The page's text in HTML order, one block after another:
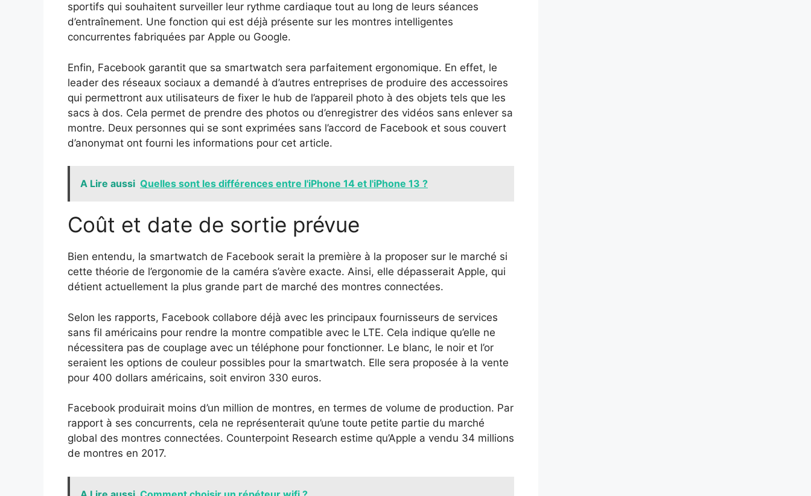
sportifs qui souhaitent surveiller leur rythme cardiaque tout au long de leurs séances
d’entraînement. Une fonction qui est déjà présente sur les montres intelligentes
concurrentes fabriquées par Apple ou Google.
Enfin, Facebook garantit que sa smartwatch sera parfaitement ergonomique. En effet, le
leader des réseaux sociaux a demandé à d’autres entreprises de produire des accessoires
qui permettront aux utilisateurs de fixer le hub de l’appareil photo à des objets tels que les
sacs à dos. Cela permet de prendre des photos ou d’enregistrer des vidéos sans enlever sa
montre. Deux personnes qui se sont exprimées sans l’accord de Facebook et sous couvert
d’anonymat ont fourni les informations pour cet article.
A Lire aussi Quelles sont les différences entre l'iPhone 14 et l'iPhone 13 ?
Coût et date de sortie prévue
Bien entendu, la smartwatch de Facebook serait la première à la proposer sur le marché si
cette théorie de l’ergonomie de la caméra s’avère exacte. Ainsi, elle dépasserait Apple, qui
détient actuellement la plus grande part de marché des montres connectées.
Selon les rapports, Facebook collabore déjà avec les principaux fournisseurs de services
sans fil américains pour rendre la montre compatible avec le LTE. Cela indique qu’elle ne
nécessitera pas de couplage avec un téléphone pour fonctionner. Le blanc, le noir et l’or
seraient les options de couleur possibles pour la smartwatch. Elle sera proposée à la vente
pour 400 dollars américains, soit environ 330 euros.
Facebook produirait moins d’un million de montres, en termes de volume de production. Par
rapport à ses concurrents, cela ne représenterait qu’une toute petite partie du marché
global des montres connectées. Counterpoint Research estime qu’Apple a vendu 34 millions
de montres en 2017.